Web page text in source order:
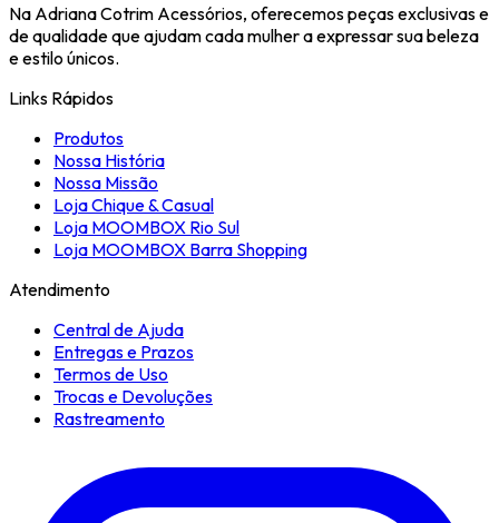
Na Adriana Cotrim Acessórios, oferecemos peças exclusivas e
de qualidade que ajudam cada mulher a expressar sua beleza
e estilo únicos.
Links Rápidos
Produtos
Nossa História
Nossa Missão
Loja Chique & Casual
Loja MOOMBOX Rio Sul
Loja MOOMBOX Barra Shopping
Atendimento
Central de Ajuda
Entregas e Prazos
Termos de Uso
Trocas e Devoluções
Rastreamento